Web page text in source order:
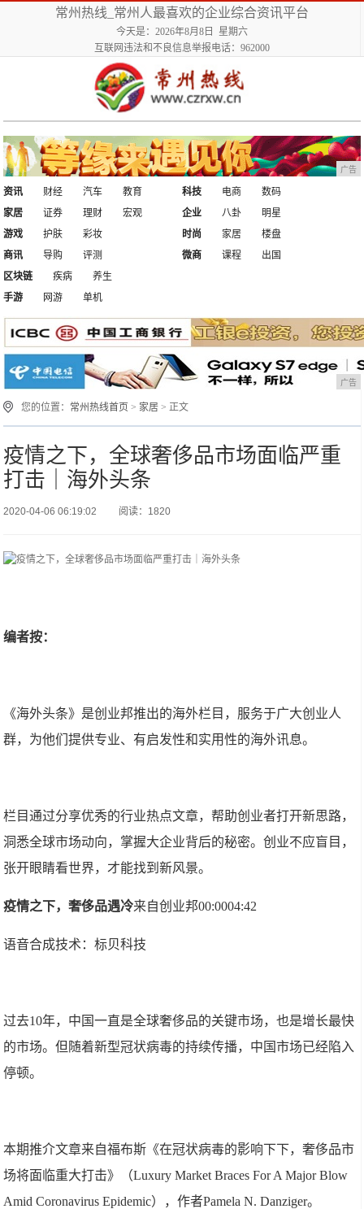
常州热线_常州人最喜欢的企业综合资讯平台
今天是：2026年8月8日 星期六
互联网违法和不良信息举报电话：962000
广告
资讯 财经 汽车
教育
家居
证券 理财 宏观
科技 电商
数码
企业
八卦
明星
游戏
护肤
彩妆
商讯
导购 评测
时尚 家居
楼盘
微商
课程
出国
区块链
疾病
养生
手游
网游 单机
广告
您的位置： 常州热线首页 > 家居 > 正文
疫情之下，全球奢侈品市场面临严重
打击｜海外头条
2020-04-06 06:19:02 阅读：1820
编者按：
《海外头条》是创业邦推出的海外栏目，服务于广大创业人
群，为他们提供专业、有启发性和实用性的海外讯息。
栏目通过分享优秀的行业热点文章，帮助创业者打开新思路，
洞悉全球市场动向，掌握大企业背后的秘密。创业不应盲目，
张开眼睛看世界，才能找到新风景。
疫情之下，奢侈品遇冷来自创业邦00:0004:42
语音合成技术：标贝科技
过去10年，中国一直是全球奢侈品的关键市场，也是增长最快
的市场。但随着新型冠状病毒的持续传播，中国市场已经陷入
停顿。
本期推介文章来自福布斯《在冠状病毒的影响下下，奢侈品市
场将面临重大打击》（Luxury Market Braces For A Major Blow
Amid Coronavirus Epidemic），作者Pamela N. Danziger。